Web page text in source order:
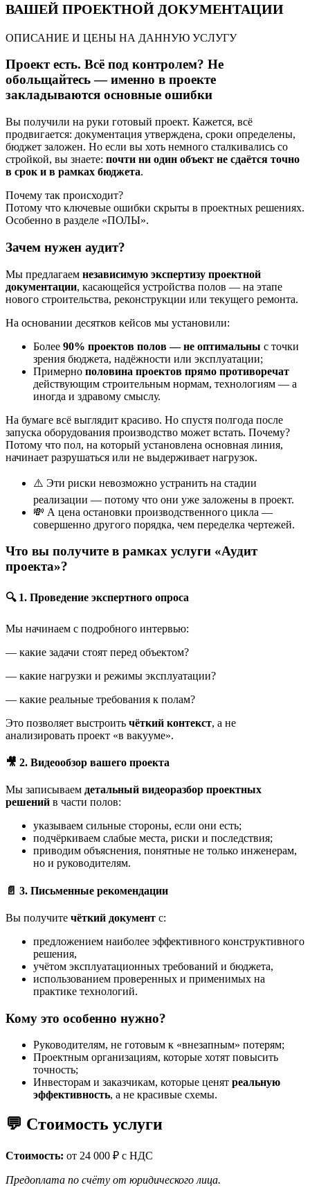
ВАШЕЙ ПРОЕКТНОЙ ДОКУМЕНТАЦИИ
ОПИСАНИЕ И ЦЕНЫ НА ДАННУЮ УСЛУГУ
Проект есть. Всё под контролем? Не
обольщайтесь — именно в проекте
закладываются основные ошибки
Вы получили на руки готовый проект. Кажется, всё
продвигается: документация утверждена, сроки определены,
бюджет заложен. Но если вы хоть немного сталкивались со
стройкой, вы знаете: почти ни один объект не сдаётся точно
в срок и в рамках бюджета.
Почему так происходит?
Потому что ключевые ошибки скрыты в проектных решениях.
Особенно в разделе «ПОЛЫ».
Зачем нужен аудит?
Мы предлагаем независимую экспертизу проектной
документации, касающейся устройства полов — на этапе
нового строительства, реконструкции или текущего ремонта.
На основании десятков кейсов мы установили:
Более 90% проектов полов — не оптимальны с точки
зрения бюджета, надёжности или эксплуатации;
Примерно половина проектов прямо противоречат
действующим строительным нормам, технологиям — а
иногда и здравому смыслу.
На бумаге всё выглядит красиво. Но спустя полгода после
запуска оборудования производство может встать. Почему?
Потому что пол, на который установлена основная линия,
начинает разрушаться или не выдерживает нагрузок.
⚠️ Эти риски невозможно устранить на стадии
реализации — потому что они уже заложены в проект.
💸 А цена остановки производственного цикла —
совершенно другого порядка, чем переделка чертежей.
Что вы получите в рамках услуги «Аудит
проекта»?
🔍 1. Проведение экспертного опроса
Мы начинаем с подробного интервью:
— какие задачи стоят перед объектом?
— какие нагрузки и режимы эксплуатации?
— какие реальные требования к полам?
Это позволяет выстроить чёткий контекст, а не
анализировать проект «в вакууме».
🎥 2. Видеообзор вашего проекта
Мы записываем детальный видеоразбор проектных
решений в части полов:
указываем сильные стороны, если они есть;
подчёркиваем слабые места, риски и последствия;
приводим объяснения, понятные не только инженерам,
но и руководителям.
📄 3. Письменные рекомендации
Вы получите чёткий документ с:
предложением наиболее эффективного конструктивного
решения,
учётом эксплуатационных требований и бюджета,
использованием проверенных и применимых на
практике технологий.
Кому это особенно нужно?
Руководителям, не готовым к «внезапным» потерям;
Проектным организациям, которые хотят повысить
точность;
Инвесторам и заказчикам, которые ценят реальную
эффективность, а не красивые схемы.
💬 Стоимость услуги
Стоимость: от 24 000 ₽ с НДС
Предоплата по счёту от юридического лица.